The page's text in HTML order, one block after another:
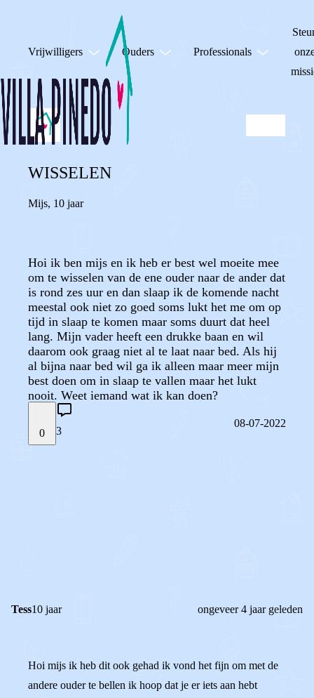
Vrijwilligers Ouders Professionals
WISSELEN
Mijs, 10 jaar
Hoi ik ben mijs en ik heb er best wel moeite mee
om te wisselen van de ene ouder naar de ander dat
is rond zes uur en dan slaap ik de komende nacht
meestal ook niet zo goed soms lukt het me om op
tijd in slaap te komen maar soms duurt dat heel
lang. Mijn vader heeft een drukke baan en wil
daarom ook graag niet al te laat naar bed. Als hij
al bijna naar bed wil ga ik alleen maar meer mijn
best doen om in slaap te vallen maar het lukt
nooit. Weet iemand wat ik kan doen?
0 3
08-07-2022
Tess10 jaar ongeveer 4 jaar geleden
Hoi mijs ik heb dit ook gehad ik vond het fijn om met de
andere ouder te bellen ik hoop dat je er iets aan hebt